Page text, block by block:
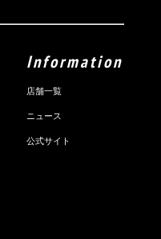
Information
店舗一覧
ニュース
公式サイト